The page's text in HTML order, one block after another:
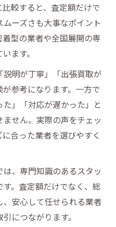
較すると、査定額だけで
ーズさも大事なポイント
型の業者や全国展開の専
ます。
明が丁寧」「出張買取が
参考になります。一方で
た」「対応が遅かった」と
せん。実際の声をチェッ
合った業者を選びやすく
、専門知識のあるスタッ
。査定額だけでなく、総
安心して任せられる業者
につながります。